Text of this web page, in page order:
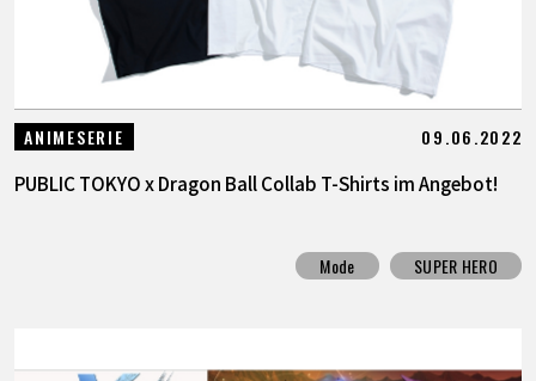
ANIMESERIE 09.06.2022
PUBLIC TOKYO x Dragon Ball Collab T-Shirts im Angebot!
Mode SUPER HERO